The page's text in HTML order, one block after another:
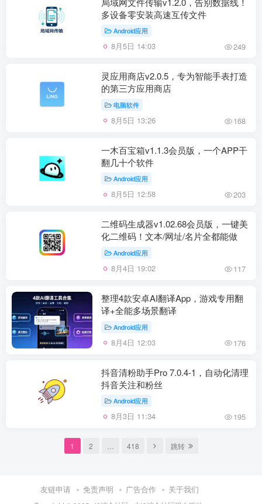
多设备零安装高速互传文件
Android应用
8月5日 14:03 249
灵应用商店v2.0.5，专为智能手表打造
的第三方应用商店
电脑软件
8月5日 13:26 168
一木百宝箱v1.1.3会员版，一个APP干
翻几十个软件
Android应用
8月5日 12:58 203
二维码生成器v1.02.68会员版，一键美
化二维码！文本/网址/名片全都能做
Android应用
8月4日 19:02 117
整理4款安卓AI翻译App，游戏专用翻
译+全能多场景翻译
Android应用
8月4日 12:03 176
抖音清粉助手Pro 7.0.4-1，自动化清理
抖音关注和粉丝
Android应用
8月3日 11:34 195
1 2 418 跳转
友链申请 免责声明 广告合作 关于我们